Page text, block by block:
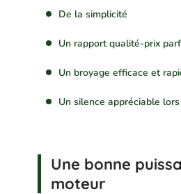
De la simplicité
Un rapport qualité-prix
Un broyage efficace et
Un silence appréciable
Une bonne
moteur